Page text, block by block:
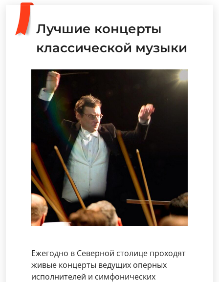
Лучшие концерты
классической музыки
Ежегодно в Северной столице проходят
живые концерты ведущих оперных
исполнителей и симфонических